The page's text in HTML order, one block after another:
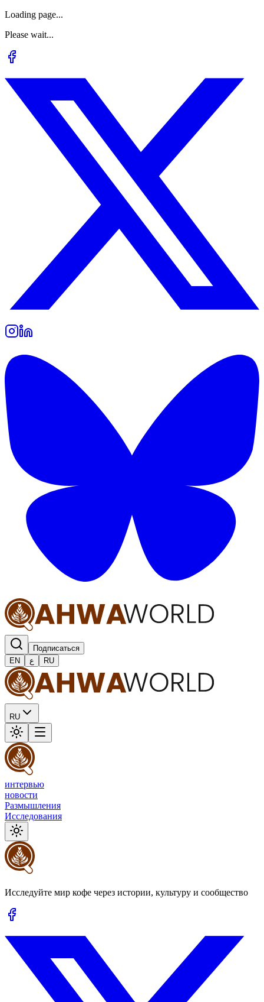
Loading page...
Please wait...
Подписаться
EN
ع RU
RU
интервью
новости
Размышления
Исследования
Исследуйте мир кофе через истории, культуру и сообщество